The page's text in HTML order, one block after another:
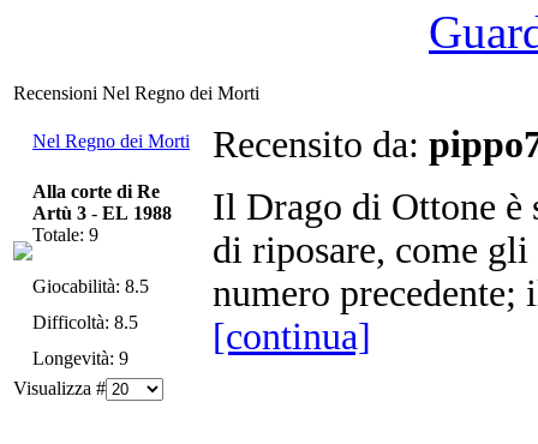
Recensioni Nel Regno dei Morti
Nel Regno dei Morti Recensito da:
Il Drago di Ottone è
di riposare, come
numero precedente;
[continua]
Alla corte di Re
Artù 3 - EL 1988
Totale: 9
Giocabilità: 8.5
Difficoltà: 8.5
Longevità: 9
Visualizza #